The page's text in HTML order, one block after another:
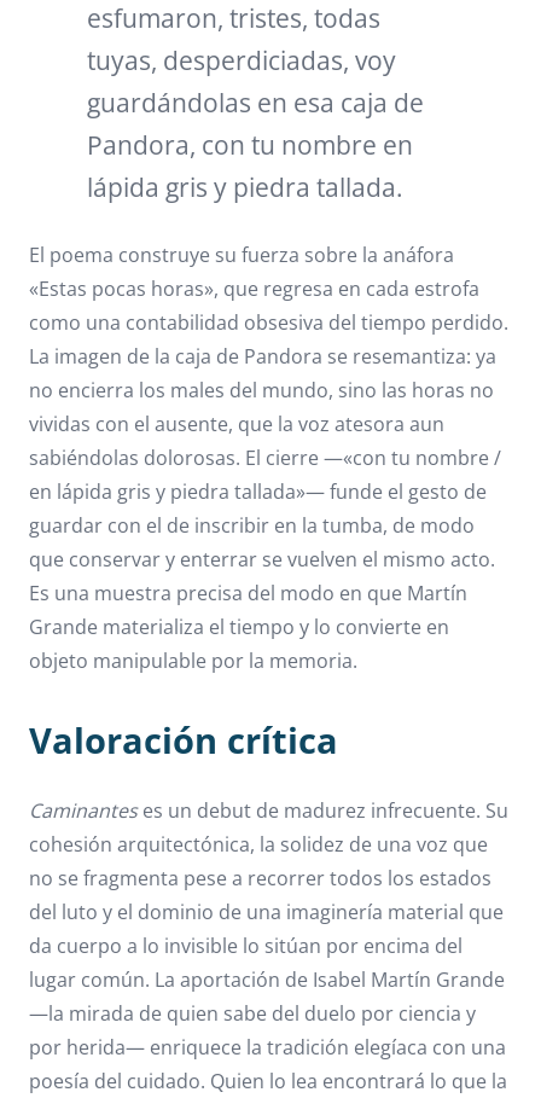
esfumaron, tristes, todas
tuyas, desperdiciadas, voy
guardándolas en esa caja de
Pandora, con tu nombre en
lápida gris y piedra tallada.
El poema construye su fuerza sobre la anáfora
«Estas pocas horas», que regresa en cada estrofa
como una contabilidad obsesiva del tiempo perdido.
La imagen de la caja de Pandora se resemantiza: ya
no encierra los males del mundo, sino las horas no
vividas con el ausente, que la voz atesora aun
sabiéndolas dolorosas. El cierre —«con tu nombre /
en lápida gris y piedra tallada»— funde el gesto de
guardar con el de inscribir en la tumba, de modo
que conservar y enterrar se vuelven el mismo acto.
Es una muestra precisa del modo en que Martín
Grande materializa el tiempo y lo convierte en
objeto manipulable por la memoria.
Valoración crítica
Caminanteses un debut de madurez infrecuente. Su
cohesión arquitectónica, la solidez de una voz que
no se fragmenta pese a recorrer todos los estados
del luto y el dominio de una imaginería material que
da cuerpo a lo invisible lo sitúan por encima del
lugar común. La aportación de Isabel Martín Grande
—la mirada de quien sabe del duelo por ciencia y
por herida— enriquece la tradición elegíaca con una
poesía del cuidado. Quien lo lea encontrará lo que la